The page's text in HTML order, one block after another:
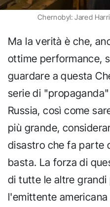
Chernobyl: Jared
Ma la verità è che,
ottime performance,
guardare a questa
serie di
Russia, così come
più grande,
disastro che fa parte
basta. La forza di
di tutte le altre grandi
l'emittente